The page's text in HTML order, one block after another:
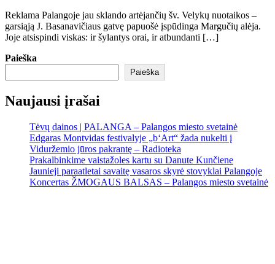
Reklama Palangoje jau sklando artėjančių šv. Velykų nuotaikos –
garsiąją J. Basanavičiaus gatvę papuošė įspūdinga Margučių alėja.
Joje atsispindi viskas: ir šylantys orai, ir atbundanti […]
Paieška
Paieška
Naujausi įrašai
Tėvų dainos | PALANGA – Palangos miesto svetainė
Edgaras Montvidas festivalyje „b‘Art“ žada nukelti į
Viduržemio jūros pakrantę – Radioteka
Prakalbinkime vaistažoles kartu su Danute Kunčiene
Jaunieji paraatletai savaitę vasaros skyrė stovyklai Palangoje
Koncertas ŽMOGAUS BALSAS – Palangos miesto svetainė